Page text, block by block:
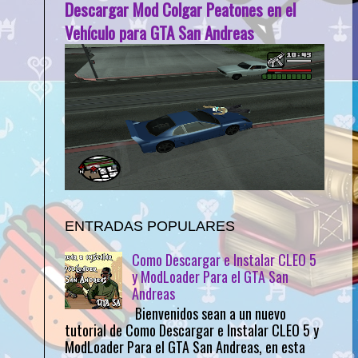
Descargar Mod Colgar Peatones en el
Vehículo para GTA San Andreas
ENTRADAS POPULARES
Como Descargar e Instalar CLEO 5
y ModLoader Para el GTA San
Andreas
Bienvenidos sean a un nuevo
tutorial de Como Descargar e Instalar CLEO 5 y
ModLoader Para el GTA San Andreas, en esta